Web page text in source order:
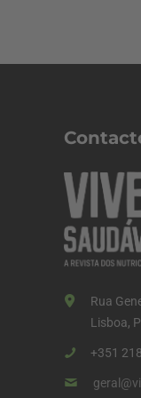
Rua
Lisboa,
+351